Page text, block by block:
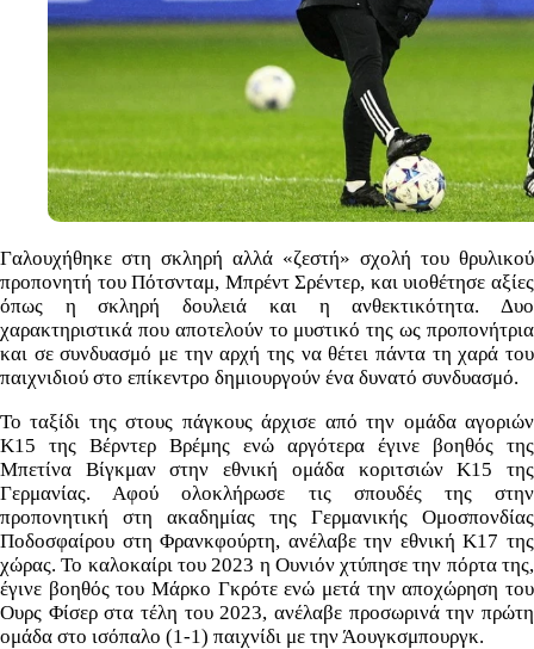
Γαλουχήθηκε στη σκληρή αλλά «ζεστή» σχολή του θρυλικού
προπονητή του Πότσνταμ, Μπρέντ Σρέντερ, και υιοθέτησε αξίες
όπως η σκληρή δουλειά και η ανθεκτικότητα. Δυο
χαρακτηριστικά που αποτελούν το μυστικό της ως προπονήτρια
και σε συνδυασμό με την αρχή της να θέτει πάντα τη χαρά του
παιχνιδιού στο επίκεντρο δημιουργούν ένα δυνατό συνδυασμό.
Το ταξίδι της στους πάγκους άρχισε από την ομάδα αγοριών
Κ15 της Βέρντερ Βρέμης ενώ αργότερα έγινε βοηθός της
Μπετίνα Βίγκμαν στην εθνική ομάδα κοριτσιών Κ15 της
Γερμανίας. Αφού ολοκλήρωσε τις σπουδές της στην
προπονητική στη ακαδημίας της Γερμανικής Ομοσπονδίας
Ποδοσφαίρου στη Φρανκφούρτη, ανέλαβε την εθνική Κ17 της
χώρας. Το καλοκαίρι του 2023 η Ουνιόν χτύπησε την πόρτα της,
έγινε βοηθός του Μάρκο Γκρότε ενώ μετά την αποχώρηση του
Ουρς Φίσερ στα τέλη του 2023, ανέλαβε προσωρινά την πρώτη
ομάδα στο ισόπαλο (1-1) παιχνίδι με την Άουγκσμπουργκ.